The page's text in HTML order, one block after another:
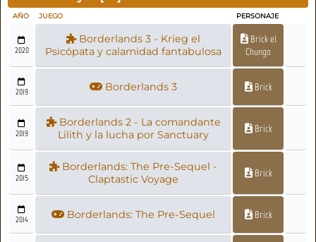
AÑO JUEGO PERSONAJE
2020
Borderlands 3 - Krieg el
Psicópata y calamidad fantabulosa
Brick el
Chungo
2019 Borderlands 3 Brick
2019
Borderlands 2 - La comandante
Lilith y la lucha por Sanctuary
Brick
2015
Borderlands: The Pre-Sequel -
Claptastic Voyage
Brick
2014 Borderlands: The Pre-Sequel Brick